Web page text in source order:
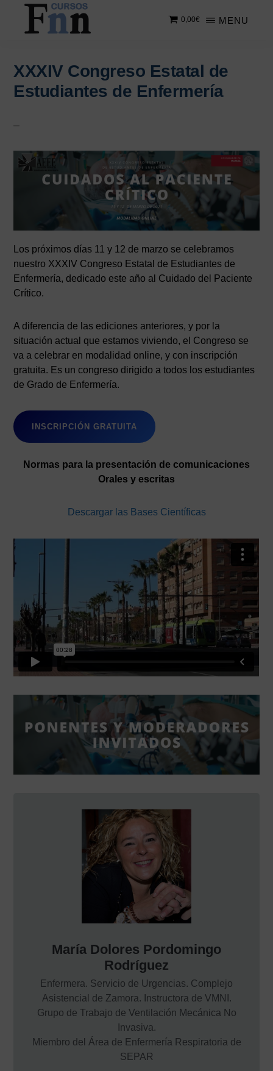
Saltar
contenido
Saltar
lateral
principal
cursos
online
MENU
0,00€
XXXIV Congreso Estatal de
Estudiantes de Enfermería
Los próximos días 11 y 12 de marzo se celebramos
nuestro XXXIV Congreso Estatal de Estudiantes de
Enfermería, dedicado este año al Cuidado del Paciente
Crítico.
A diferencia de las ediciones anteriores, y por la
situación actual que estamos viviendo, el Congreso se
va a celebrar en modalidad online, y con inscripción
gratuita. Es un congreso dirigido a todos los estudiantes
de Grado de Enfermería.
INSCRIPCIÓN GRATUITA
Normas para la presentación de comunicaciones
Orales y escritas
Descargar las Bases Científicas
María Dolores Pordomingo
Rodríguez
Enfermera. Servicio de Urgencias. Complejo
Asistencial de Zamora. Instructora de VMNI.
Grupo de Trabajo de Ventilación Mecánica No
Invasiva.
Miembro del Área de Enfermería Respiratoria de
SEPAR